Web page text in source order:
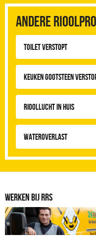
Andere
Toilet Verstopt
Keuken Gootsteen
Rioollucht in huis
Wateroverlast
WERKEN BIJ RRS